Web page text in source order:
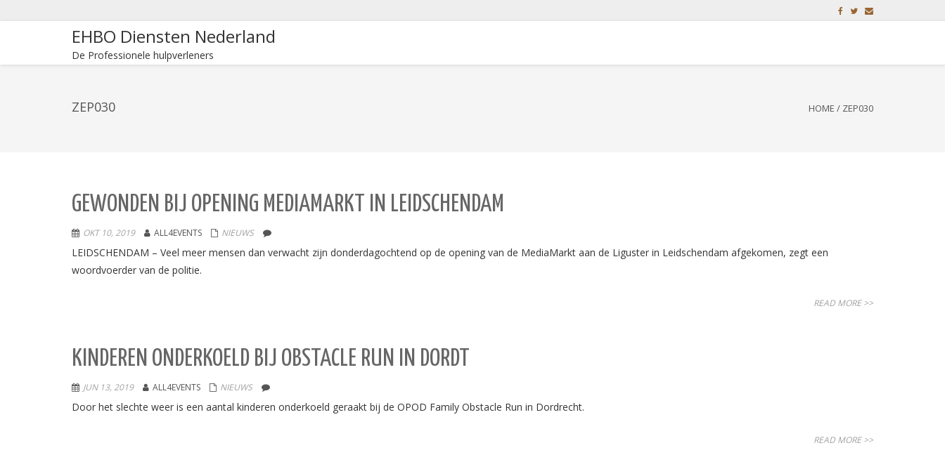
EHBO Diensten Nederland
De Professionele hulpverleners
ZEP030 HOME / ZEP030
GEWONDEN BIJ OPENING MEDIAMARKT IN LEIDSCHENDAM
OKT 10, 2019 ALL4EVENTS NIEUWS
LEIDSCHENDAM – Veel meer mensen dan verwacht zijn donderdagochtend op de opening van de MediaMarkt aan de Liguster in Leidschendam afgekomen, zegt een
woordvoerder van de politie.
READ MORE >>
KINDEREN ONDERKOELD BIJ OBSTACLE RUN IN DORDT
JUN 13, 2019 ALL4EVENTS NIEUWS
Door het slechte weer is een aantal kinderen onderkoeld geraakt bij de OPOD Family Obstacle Run in Dordrecht.
READ MORE >>